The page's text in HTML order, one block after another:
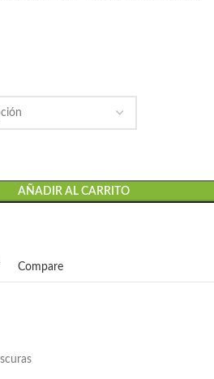
AÑADIR AL CARRITO
Compare